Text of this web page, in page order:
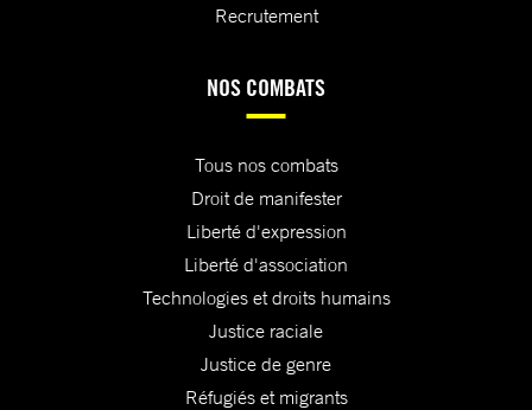
Recrutement
NOS COMBATS
Tous nos combats
Droit de manifester
Liberté d'expression
Liberté d'association
Technologies et droits humains
Justice raciale
Justice de genre
Réfugiés et migrants